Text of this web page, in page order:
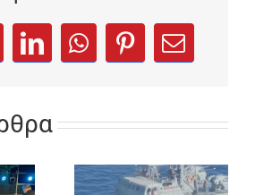
a new tab)
in a new tab)
LinkedIn
(opens in a new tab)
WhatsApp
(opens in a new tab)
Pinterest
(opens in a
Email